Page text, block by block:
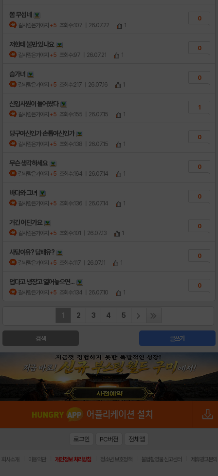
쫌 무섭네
갈사람은가야지 +5 조회수:107 | 26.07.22 1
0
저한테 불만 있나요
갈사람은가야지 +5 조회수:97 | 26.07.21 1
0
슴가녀
갈사람은가야지 +5 조회수:217 | 26.07.16 1
0
신입사원이 들어왔다
갈사람은가야지 +5 조회수:155 | 26.07.15 1
1
당구여신인가 손톱여신인가
갈사람은가야지 +5 조회수:138 | 26.07.15 1
0
무슨 생각하세요
갈사람은가야지 +5 조회수:164 | 26.07.14 1
0
바다와 그녀
갈사람은가야지 +5 조회수:136 | 26.07.14 1
0
거긴 어딘가요
갈사람은가야지 +5 조회수:101 | 26.07.13 1
0
사탕이유? 담배유?
갈사람은가야지 +5 조회수:117 | 26.07.11 1
0
덥다고 냉장고 열어놓으면...
갈사람은가야지 +5 조회수:134 | 26.07.10 1
0
1 2 3 4 5
검색 글쓰기
로그인 PC버전 전체앱
회사소개 이용약관 개인정보 처리방침 청소년 보호정책 불법촬영물 신고센터 제휴광고문의